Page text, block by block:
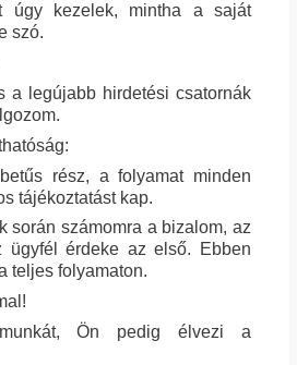
úgy kezelek, mintha a saját
szó.
a legújabb hirdetési csatornák
rész, a folyamat minden
tájékoztatást kap.
során számomra a bizalom, az
ügyfél érdeke az első. Ebben
teljes folyamaton.
Ön pedig élvezi a